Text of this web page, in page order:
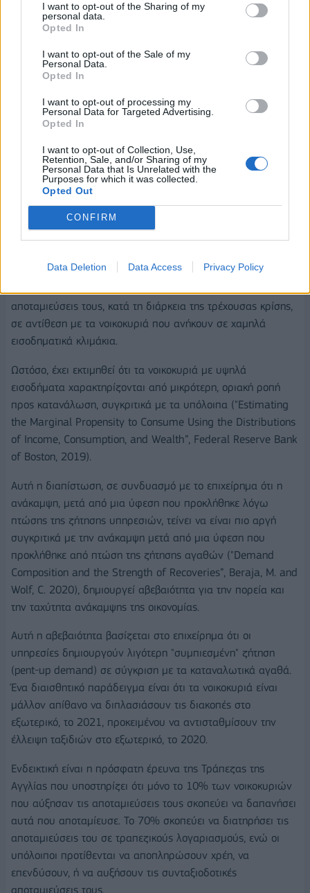
I want to opt-out of the Sharing of my
personal data.
Opted In
I want to opt-out of the Sale of my
Personal Data.
Opted In
I want to opt-out of processing my
Personal Data for Targeted Advertising.
Opted In
I want to opt-out of Collection, Use,
Retention, Sale, and/or Sharing of my
Personal Data that Is Unrelated with the
Purposes for which it was collected.
Opted Out
CONFIRM
Data Deletion Data Access Privacy Policy
υποχρεώσεων, εισφορών προς τα ασφαλιστικά ταμεία κ.λπ.).
χρηματοπιστωτικών επιχειρήσεων παρατηρήθηκε και στην
Ευρωζώνη, αν και ηπιότερη σε σύγκριση με την Ελλάδα,
διαμορφώθηκε σε 19,2%.
την ταχύτητα ανάκαμψης είναι το πόσο αυξήθηκαν οι
αποταμιεύσεις συνολικά, ποια νοικοκυριά εκτιμάται ότι
αύξησαν τις αποταμιεύσεις τους και πως σκοπεύουν να τις
αξιοποιήσουν, αλλά και ποια θα είναι η αναμενόμενη
συμβολή του Ταμείου Ανάκαμψης στην οικονομία (Next
Generation EU - NGEU).
Όπως προαναφέρθηκε, τα νοικοκυριά που ανήκουν σε
αποταμιεύσεις τους, κατά τη διάρκεια της τρέχουσας κρίσης,
σε αντίθεση με τα νοικοκυριά που ανήκουν σε χαμηλά
εισοδηματικά κλιμάκια.
Ωστόσο, έχει εκτιμηθεί ότι τα νοικοκυριά με υψηλά
εισοδήματα χαρακτηρίζονται από μικρότερη, οριακή ροπή
προς κατανάλωση, συγκριτικά με τα υπόλοιπα ("Estimating
the Marginal Propensity to Consume Using the Distributions
of Income, Consumption, and Wealth”, Federal Reserve Bank
of Boston, 2019).
Αυτή η διαπίστωση, σε συνδυασμό με το επιχείρημα ότι η
ανάκαμψη, μετά από μια ύφεση που προκλήθηκε λόγω
πτώσης της ζήτησης υπηρεσιών, τείνει να είναι πιο αργή
συγκριτικά με την ανάκαμψη μετά από μια ύφεση που
προκλήθηκε από πτώση της ζήτησης αγαθών ("Demand
Composition and the Strength of Recoveries”, Beraja, M. and
Wolf, C. 2020), δημιουργεί αβεβαιότητα για την πορεία και
την ταχύτητα ανάκαμψης της οικονομίας.
Αυτή η αβεβαιότητα βασίζεται στο επιχείρημα ότι οι
υπηρεσίες δημιουργούν λιγότερη "συμπιεσμένη" ζήτηση
(pent-up demand) σε σύγκριση με τα καταναλωτικά αγαθά.
Ένα διαισθητικό παράδειγμα είναι ότι τα νοικοκυριά είναι
μάλλον απίθανο να διπλασιάσουν τις διακοπές στο
εξωτερικό, το 2021, προκειμένου να αντισταθμίσουν την
έλλειψη ταξιδιών στο εξωτερικό, το 2020.
Ενδεικτική είναι η πρόσφατη έρευνα της Τράπεζας της
Αγγλίας που υποστηρίζει ότι μόνο το 10% των νοικοκυριών
που αύξησαν τις αποταμιεύσεις τους σκοπεύει να δαπανήσει
αυτά που αποταμίευσε. Το 70% σκοπεύει να διατηρήσει τις
αποταμιεύσεις του σε τραπεζικούς λογαριασμούς, ενώ οι
υπόλοιποι προτίθενται να αποπληρώσουν χρέη, να
επενδύσουν, ή να αυξήσουν τις συνταξιοδοτικές
αποταμιεύσεις τους.